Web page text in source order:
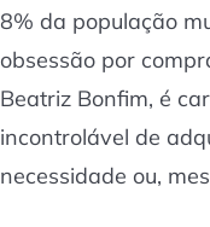
8% da população
obsessão por
Beatriz Bonfim, é
incontrolável de
necessidade ou,